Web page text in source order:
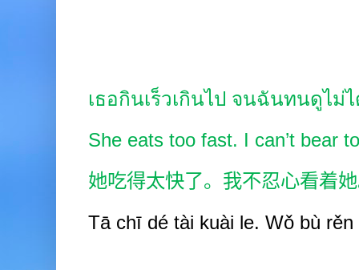
เธอกินเร็วเกินไป จนฉันทนดูไม่
She eats too fast. I can’t bear
她吃得太快了。我不忍心看着
Tā chī dé tài kuài le. Wǒ bù